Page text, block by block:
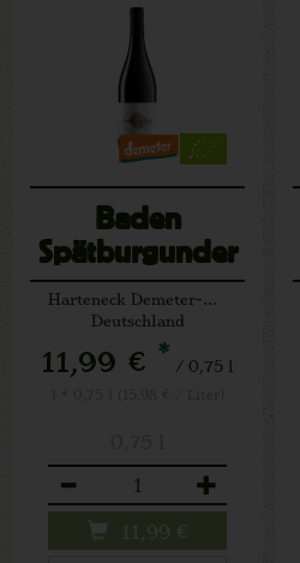
Baden
Spätburgunder
rot (V)
Harteneck Demeter-Weine
Deutschland
11,99 € * / 0,75 l
11,99 €